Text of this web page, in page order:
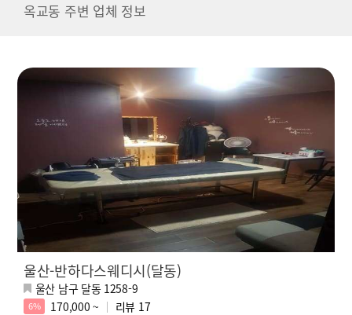
옥교동 주변 업체 정보
울산-반하다스웨디시(달동)
울산 남구 달동 1258-9
6% 170,000 ~ 리뷰 17